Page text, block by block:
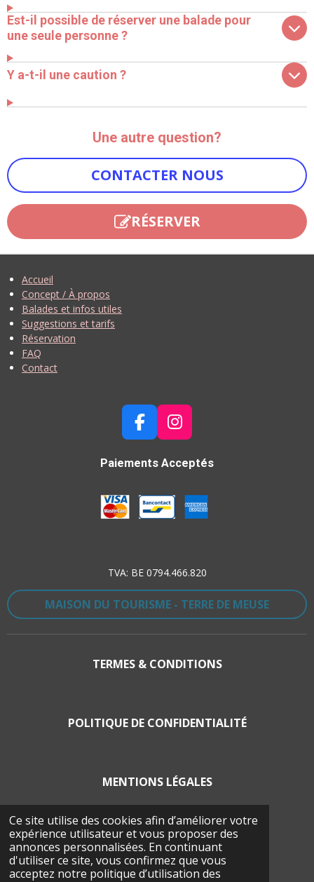
Ce site utilise des cookies afin d’améliorer votre
expérience utilisateur et vous proposer des
annonces personnalisées. En continuant
d'utiliser ce site, vous confirmez que vous
acceptez notre politique d’utilisation des
Est-il possible de réserver une balade pour
une seule personne ?
Y a-t-il une caution ?
Une autre question?
CONTACTER NOUS
RÉSERVER
Accueil
Concept / À propos
Balades et infos utiles
Suggestions et tarifs
Réservation
FAQ
Contact
F
A
C
B
O
I
N
S
A
G
Paiements Acceptés
TVA: BE 0794.466.820
MAISON DU TOURISME - TERRE DE MEUSE
TERMES & CONDITIONS
POLITIQUE DE CONFIDENTIALITÉ
MENTIONS LÉGALES
POLITIQUE EN MATIÈRE DE COOCKIES
© 2026 La Balade Froma'Geer